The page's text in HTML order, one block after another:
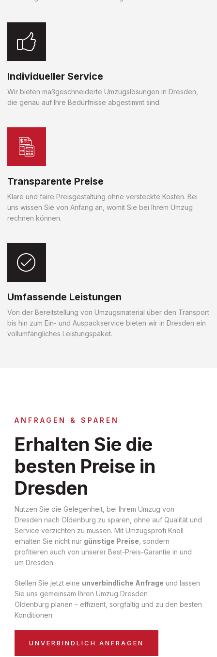
Individueller Service
Wir bieten maßgeschneiderte Umzugslösungen in Dresden,
die genau auf Ihre Bedürfnisse abgestimmt sind.
Transparente Preise
Klare und faire Preisgestaltung ohne versteckte Kosten. Bei
uns wissen Sie von Anfang an, womit Sie bei Ihrem Umzug
rechnen können.
Umfassende Leistungen
Von der Bereitstellung von Umzugsmaterial über den Transport
bis hin zum Ein- und Auspackservice bieten wir in Dresden ein
vollumfängliches Leistungspaket.
ANFRAGEN & SPAREN
Erhalten Sie die
besten Preise in
Dresden
Nutzen Sie die Gelegenheit, bei Ihrem Umzug von
Dresden nach Oldenburg zu sparen, ohne auf Qualität und
Service verzichten zu müssen. Mit Umzugsprofi Knoll
erhalten Sie nicht nur günstige Preise , sondern
profitieren auch von unserer Best-Preis-Garantie in und
um Dresden.
Stellen Sie jetzt eine unverbindliche Anfrage und lassen
Sie uns gemeinsam Ihren Umzug Dresden
Oldenburg planen – effizient, sorgfältig und zu den besten
Konditionen:
UNVERBINDLICH ANFRAGEN